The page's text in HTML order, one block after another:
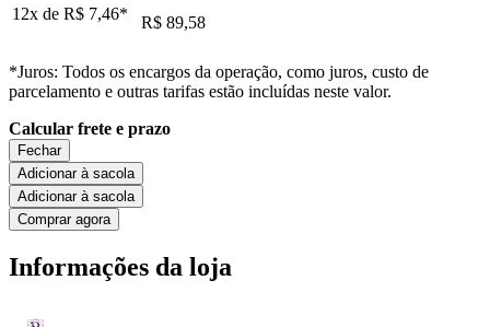
12x de R$ 7,46* R$ 89,58
*Juros: Todos os encargos da operação, como juros, custo de
parcelamento e outras tarifas estão incluídas neste valor.
Calcular frete e prazo
Fechar
Adicionar à sacola
Adicionar à sacola
Comprar agora
Informações da loja